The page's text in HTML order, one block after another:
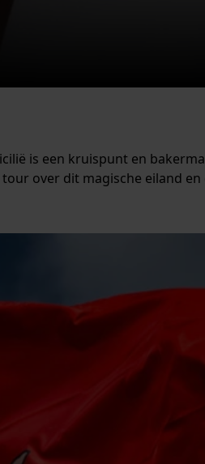
is een kruispunt en
over dit magische eiland